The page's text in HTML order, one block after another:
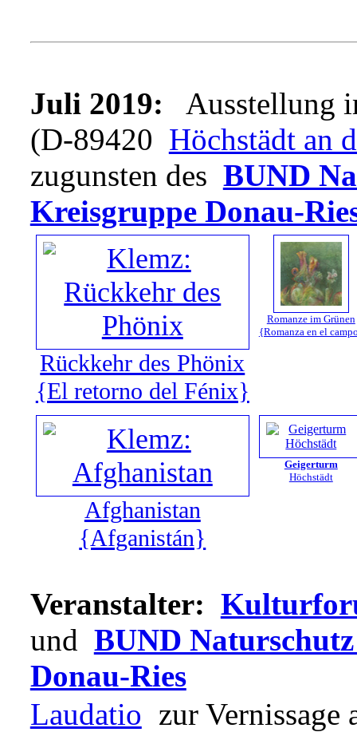
Juli 2019:
Ausstellung
(D-89420 Höchstädt an
zugunsten des BUND
Kreisgruppe Donau-
Rückkehr des Phönix
{El retorno del Fénix}
Romanze im Grünen
{Romanza en el
Afghanistan
{Afganistán}
Geigerturm
Höchstädt
Veranstalter:
und BUND
Donau-Ries
Laudatio zur